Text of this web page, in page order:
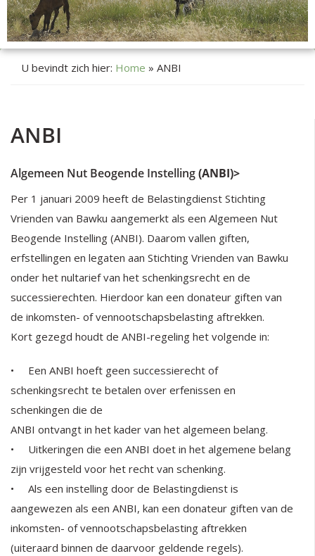
U bevindt zich hier: Home » ANBI
ANBI
Algemeen Nut Beogende Instelling(ANBI)>
Per 1 januari 2009 heeft de Belastingdienst Stichting
Vrienden van Bawku aangemerkt als een Algemeen Nut
Beogende Instelling (ANBI). Daarom vallen giften,
erfstellingen en legaten aan Stichting Vrienden van Bawku
onder het nultarief van het schenkingsrecht en de
successierechten. Hierdoor kan een donateur giften van
de inkomsten- of vennootschapsbelasting aftrekken.
Kort gezegd houdt de ANBI-regeling het volgende in:
• Een ANBI hoeft geen successierecht of
schenkingsrecht te betalen over erfenissen en
schenkingen die de
ANBI ontvangt in het kader van het algemeen belang.
• Uitkeringen die een ANBI doet in het algemene belang
zijn vrijgesteld voor het recht van schenking.
• Als een instelling door de Belastingdienst is
aangewezen als een ANBI, kan een donateur giften van de
inkomsten- of vennootschapsbelasting aftrekken
(uiteraard binnen de daarvoor geldende regels).